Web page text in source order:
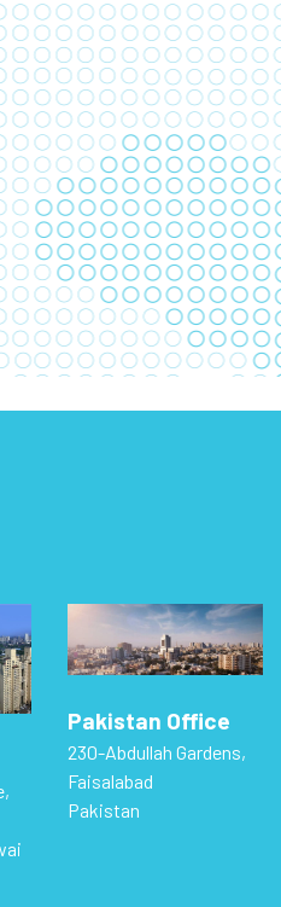
Pakistan Office
230-Abdullah Gardens,
Faisalabad
Pakistan